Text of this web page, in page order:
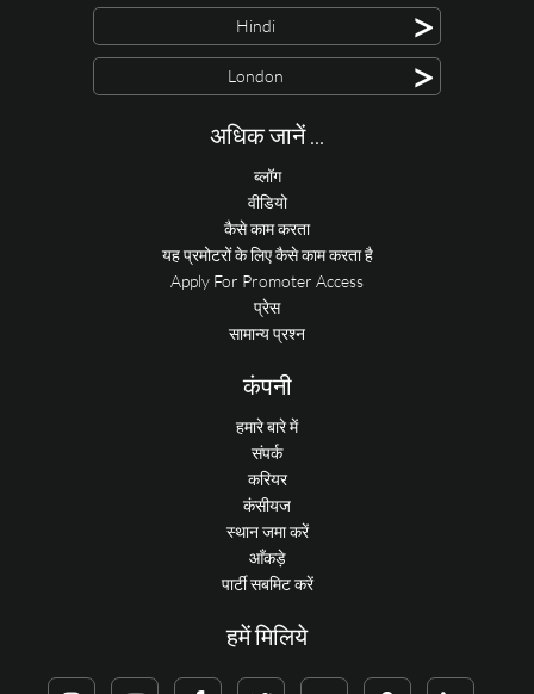
Hindi >
London >
अधिक जानें ...
ब्लॉग
वीडियो
कैसे काम करता
यह प्रमोटरों के लिए कैसे काम करता है
Apply For Promoter Access
प्रेस
सामान्य प्रश्न
कंपनी
हमारे बारे में
संपर्क
करियर
कंसीयज
स्थान जमा करें
आँकड़े
पार्टी सबमिट करें
हमें मिलिये